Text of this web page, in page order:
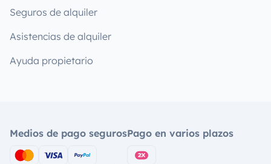
Seguros de alquiler
Asistencias de alquiler
Ayuda propietario
Medios de pago segurosPago en varios plazos